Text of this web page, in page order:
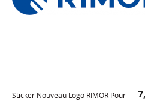
Sticker Nouveau Logo RIMOR Pour